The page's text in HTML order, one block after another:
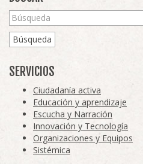
Búsqueda
SERVICIOS
Ciudadanía activa
Educación y aprendizaje
Escucha y Narración
Innovación y Tecnología
Organizaciones y Equipos
Sistémica